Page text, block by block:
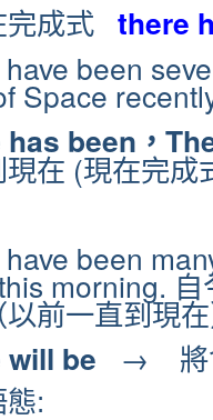
完成式 there
been
Space
has been，
在 (現在完成
been
morning.
前一直到現
will be → 將
: